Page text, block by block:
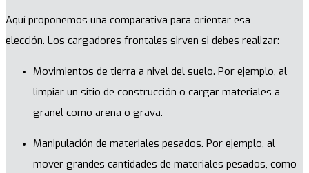
Aquí proponemos una comparativa para orientar esa
elección. Los cargadores frontales sirven si debes realizar:
Movimientos de tierra a nivel del suelo. Por ejemplo, al
limpiar un sitio de construcción o cargar materiales a
granel como arena o grava.
Manipulación de materiales pesados. Por ejemplo, al
mover grandes cantidades de materiales pesados, como